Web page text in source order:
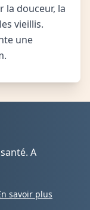
la douceur, la
vieillis.
une
A
savoir plus